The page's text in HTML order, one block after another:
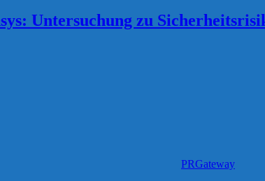
Untersuchung zu
PRGateway